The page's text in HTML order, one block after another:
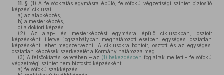
11. § (1) A felsőoktatás egymásra épülő, felsőfokú végzettségi szintet biztosító
képzési ciklusai:
a) az alapképzés,
b) a mesterképzés,
c) a doktori képzés.
(2) Az alap- és mesterképzést egymásra épülő ciklusokban, osztott
képzésként, illetve jogszabályban meghatározott esetben egységes, osztatlan
képzésként lehet megszervezni. A ciklusokra bontott, osztott és az egységes,
osztatlan képzések szerkezetét a Kormány határozza meg.
(3) A felsőoktatás keretében – az (1) bekezdésben foglaltak mellett – felsőfokú
végzettségi szintet nem biztosító képzésként
a) felsőfokú szakképzés,